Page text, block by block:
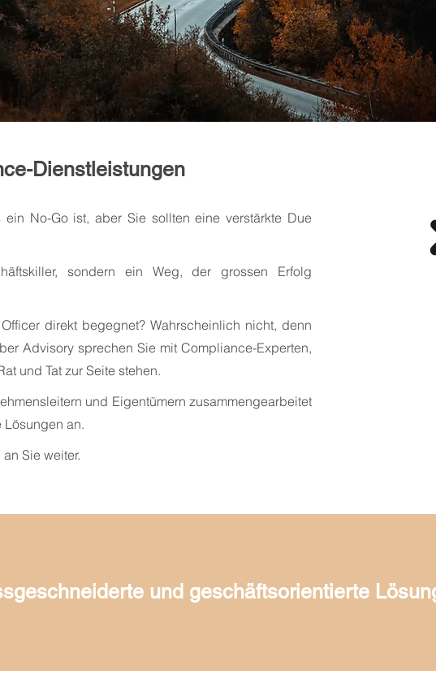
Dienstleistungen
No-Go ist, aber Sie sollten eine verstärkte Due
sondern ein Weg, der grossen Erfolg
direkt begegnet? Wahrscheinlich nicht, denn
Advisory sprechen Sie mit Compliance-Experten,
und Tat zur Seite stehen.
und Eigentümern zusammengearbeitet
Lösungen an.
Sie weiter.
und geschäftsorientierte